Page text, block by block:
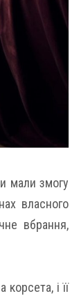
мали змогу
власного
вбрання,
і її